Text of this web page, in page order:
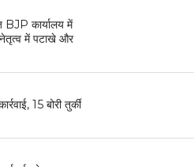
BJP कार्यालय में
में पटाखे और
15 बोरी तुर्की